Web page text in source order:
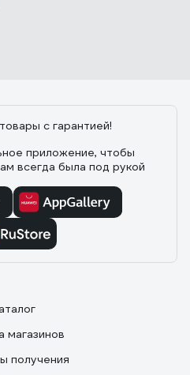
с гарантией!
приложение, чтобы
всегда была под рукой
магазинов
получения